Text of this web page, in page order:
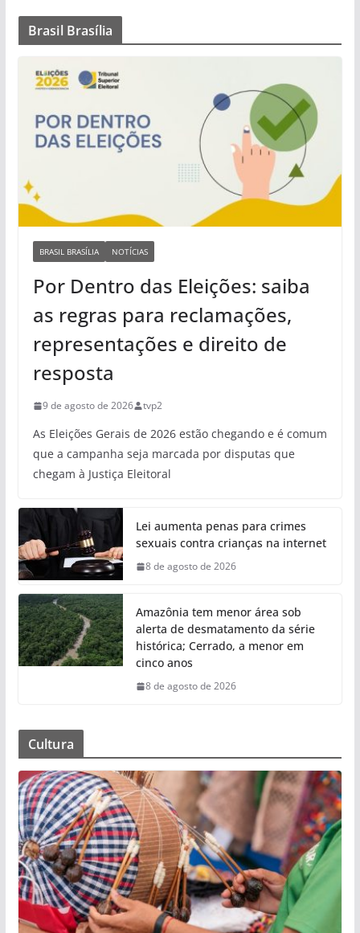
Brasil Brasília
BRASIL BRASÍLIA NOTÍCIAS
Por Dentro das Eleições: saiba
as regras para reclamações,
representações e direito de
resposta
9 de agosto de 2026 tvp2
As Eleições Gerais de 2026 estão chegando e é comum
que a campanha seja marcada por disputas que
chegam à Justiça Eleitoral
Lei aumenta penas para crimes
sexuais contra crianças na internet
8 de agosto de 2026
Amazônia tem menor área sob
alerta de desmatamento da série
histórica; Cerrado, a menor em
cinco anos
8 de agosto de 2026
Cultura